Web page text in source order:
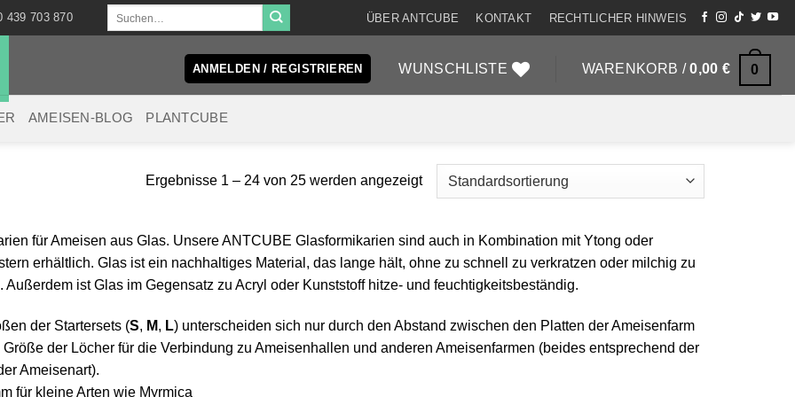
439 703 870 ÜBER ANTCUBE KONTAKT RECHTLICHER HINWEIS
ANMELDEN / REGISTRIEREN WUNSCHLISTE WARENKORB /0,00€ 0
AMEISEN-BLOG PLANTCUBE
Ergebnisse 1 – 24 von 25 werden angezeigt
für Ameisen aus Glas. Unsere ANTCUBE Glasformikarien sind auch in Kombination mit Ytong oder
erhältlich. Glas ist ein nachhaltiges Material, das lange hält, ohne zu schnell zu verkratzen oder milchig zu
Außerdem ist Glas im Gegensatz zu Acryl oder Kunststoff hitze- und feuchtigkeitsbeständig.
der Startersets (S, M, L) unterscheiden sich nur durch den Abstand zwischen den Platten der Ameisenfarm
Größe der Löcher für die Verbindung zu Ameisenhallen und anderen Ameisenfarmen (beides entsprechend der
Ameisenart).
für kleine Arten wie Myrmica